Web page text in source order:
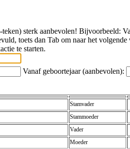
sterk aanbevolen! Bijvoorbeeld:
toets dan Tab om naar het volgende
te starten.
Vanaf geboortejaar (aanbevolen):
Stamvader
Stammoeder
Vader
Moeder